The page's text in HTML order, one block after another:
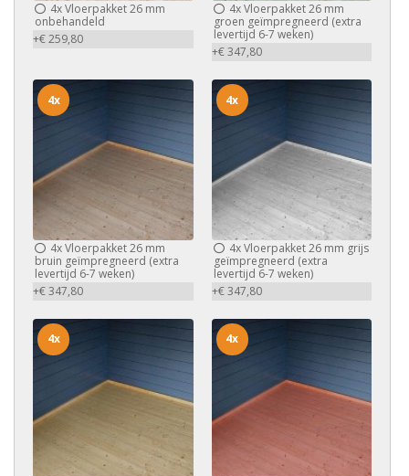
4xVloerpakket 26 mm
onbehandeld
+€ 259,80
4xVloerpakket 26 mm
groen geïmpregneerd (extra
levertijd 6-7 weken)
+€ 347,80
4xVloerpakket 26 mm
bruin geïmpregneerd (extra
levertijd 6-7 weken)
+€ 347,80
4x
4xVloerpakket 26 mm grijs
geïmpregneerd (extra
levertijd 6-7 weken)
+€ 347,80
4x
4x 4x